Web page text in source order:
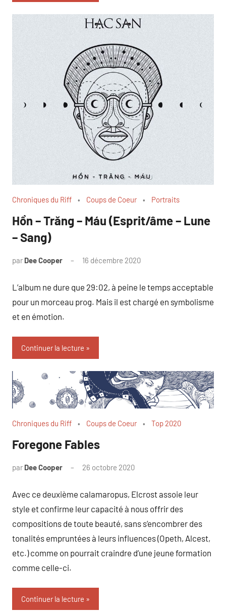
Chroniques du Riff Coups de Coeur Portraits
Hồn – Trăng – Máu (Esprit/âme – Lune
– Sang)
par Dee Cooper 16 décembre 2020
L’album ne dure que 29:02, à peine le temps acceptable
pour un morceau prog. Mais il est chargé en symbolisme
et en émotion.
Continuer la lecture
Chroniques du Riff Coups de Coeur Top 2020
Foregone Fables
par Dee Cooper 26 octobre 2020
Avec ce deuxième calamaropus, Elcrost assoie leur
style et confirme leur capacité à nous offrir des
compositions de toute beauté, sans s’encombrer des
tonalités empruntées à leurs influences (Opeth, Alcest,
etc.) comme on pourrait craindre d’une jeune formation
comme celle-ci.
Continuer la lecture